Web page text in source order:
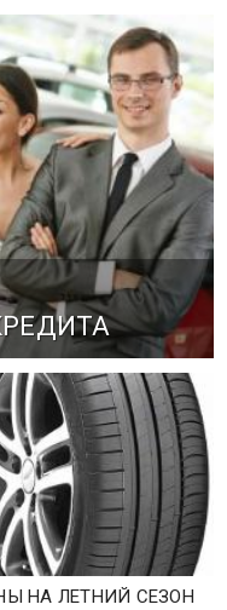
НА ЛЕТНИЙ СЕЗОН